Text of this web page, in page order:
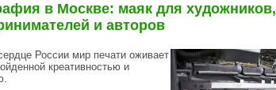
в Москве: маяк для художников,
и авторов
России мир печати оживает
креативностью и